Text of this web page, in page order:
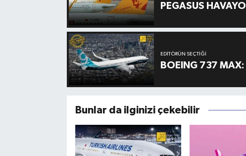
PEGASUS
EDITÖRÜN SEÇTIĞI
BOEING 737 MAX:
Bunlar da ilginizi çekebilir